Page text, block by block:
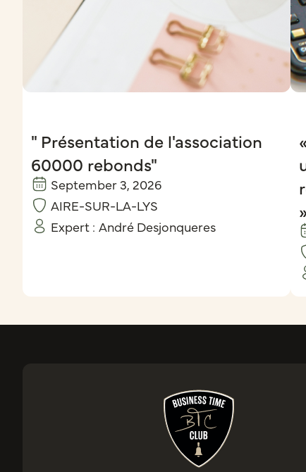
" Présentation de l'association
60000 rebonds"
September 3, 2026
AIRE-SUR-LA-LYS
Expert : André Desjonqueres